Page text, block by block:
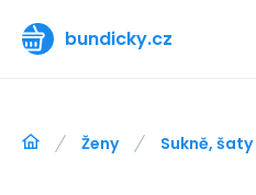
bundicky.cz
Ženy Sukně, šaty